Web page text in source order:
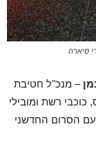
סיארה
– מנכ"ל חטיבת
רשת ומובילי
הסרום החדשני